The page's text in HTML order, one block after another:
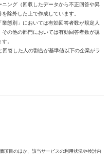
ング（回収したデータから不正回答や異
除外した上で作成しています。
態別」においては有効回答者数が規定人
の他の部門においては有効回答者数が規
。
答した人の割合が基準値以下の企業がラ
項目のほか、該当サービスの利用状況や検討内